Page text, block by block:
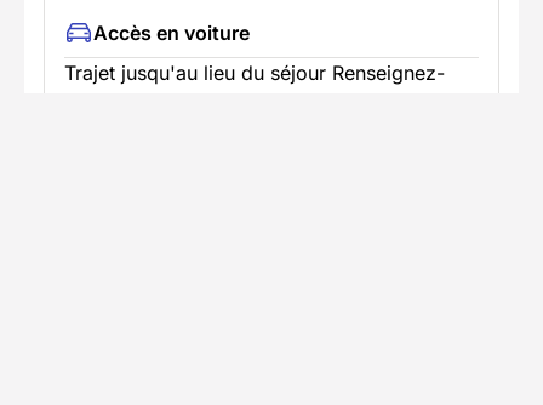
Accès en voiture
Trajet jusqu'au lieu du séjour Renseignez-